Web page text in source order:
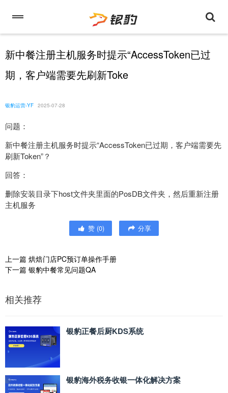
新中餐注册主机服务时提示“AccessToken已过
期，客户端需要先刷新Toke
银豹运营-YF 2025-07-28
问题：
新中餐注册主机服务时提示“AccessToken已过期，客户端需要先
刷新Token”？
回答：
删除安装目录下host文件夹里面的PosDB文件夹，然后重新注册
主机服务
赞 (0) 分享
上一篇 烘焙门店PC预订单操作手册
下一篇 银豹中餐常见问题QA
相关推荐
银豹正餐后厨KDS系统
银豹海外税务收银一体化解决方案